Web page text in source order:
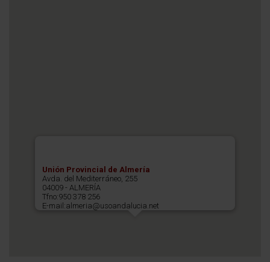
Unión Provincial de Almería
Avda. del Mediterráneo, 255
04009 - ALMERÍA
Tfno:950 378 256
E-mail:almeria@usoandalucia.net